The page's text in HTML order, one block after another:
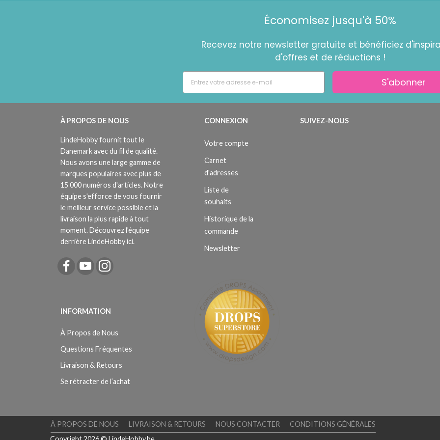
Économisez jusqu'à 50%
Recevez notre newsletter gratuite et bénéficiez
d'offres et de réductions !
S'abonner
À PROPOS DE NOUS
LindeHobby fournit tout le
Danemark avec du fil de qualité.
Nous avons une large gamme de
marques populaires avec plus de
15 000 numéros d'articles. Notre
équipe s'efforce de vous fournir
le meilleur service possible et la
livraison la plus rapide à tout
moment. Découvrez l'équipe
derrière LindeHobby ici.
INFORMATION
À Propos de Nous
Questions Fréquentes
Livraison & Retours
Se rétracter de l’achat
CONNEXION
Votre compte
Carnet
d'adresses
Liste de
souhaits
Historique de la
commande
Newsletter
SUIVEZ-NOUS
À PROPOS DE NOUS LIVRAISON & RETOURS NOUS CONTACTER
CONDITIONS GÉNÉRALES